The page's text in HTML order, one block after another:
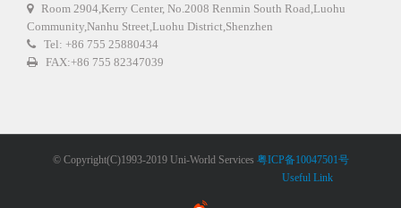
Room 2904,Kerry Center, No.2008 Renmin South Road,Luohu
Community,Nanhu Street,Luohu District,Shenzhen
Tel: +86 755 25880434
FAX:+86 755 82347039
© Copyright(C)1993-2019 Uni-World Services 粤ICP备10047501号
Useful Link